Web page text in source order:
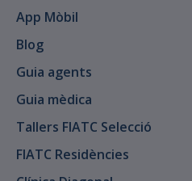
App Mòbil
Blog
Guia agents
Guia mèdica
Tallers FIATC Selecció
FIATC Residències